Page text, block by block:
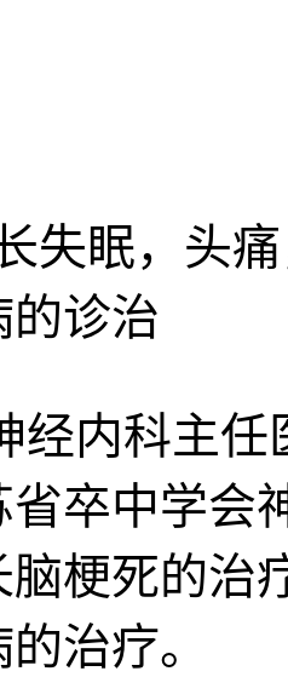
失眠，头
诊治
经内科主
卒中学会
梗死的治
治疗。